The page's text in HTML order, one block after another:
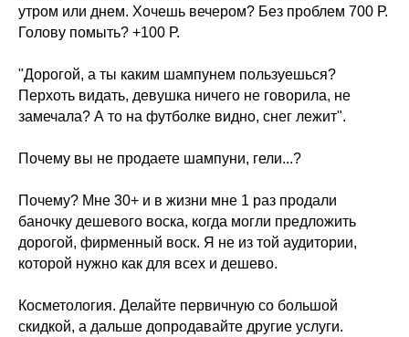
утром или днем. Хочешь вечером? Без проблем 700 Р.
Голову помыть? +100 Р.
"Дорогой, а ты каким шампунем пользуешься?
Перхоть видать, девушка ничего не говорила, не
замечала? А то на футболке видно, снег лежит".
Почему вы не продаете шампуни, гели...?
Почему? Мне 30+ и в жизни мне 1 раз продали
баночку дешевого воска, когда могли предложить
дорогой, фирменный воск. Я не из той аудитории,
которой нужно как для всех и дешево.
Косметология. Делайте первичную со большой
скидкой, а дальше допродавайте другие услуги.